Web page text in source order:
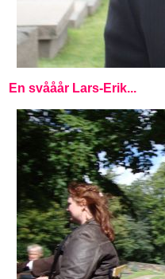
En svååår Lars-Erik...